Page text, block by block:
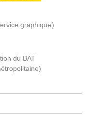
graphique)
du BAT